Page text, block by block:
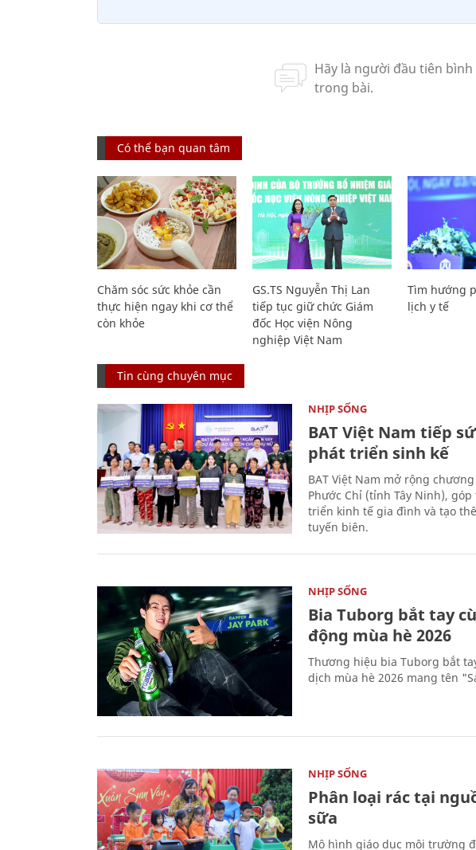
Có thể bạn quan tâm
Chăm sóc sức khỏe cần
thực hiện ngay khi cơ thể
còn khỏe
GS.TS Nguyễn Thị Lan
tiếp tục giữ chức Giám
đốc Học viện Nông
nghiệp Việt Nam
Tìm hướng
lịch y tế
Tin cùng chuyên mục
NHỊP SỐNG
BAT Việt Nam tiếp
phát triển sinh kế
BAT Việt Nam mở rộng
Phước Chỉ (tỉnh Tây Ninh),
triển kinh tế gia đình và tạo
tuyến biên.
NHỊP SỐNG
Bia Tuborg bắt tay
động mùa hè 2026
Thương hiệu bia Tuborg bắt
dịch mùa hè 2026 mang tên
NHỊP SỐNG
Phân loại rác tại
sữa
Mô hình giáo dục môi trường